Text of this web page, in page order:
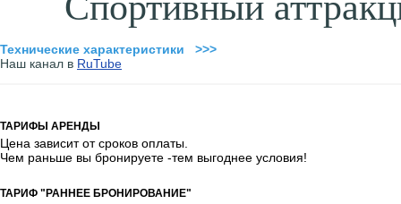
Технические характеристики >>>
Наш канал в RuTube
ТАРИФЫ АРЕНДЫ
Цена зависит от сроков оплаты.
Чем раньше вы бронируете -тем выгоднее условия!
ТАРИФ "РАННЕЕ БРОНИРОВАНИЕ"